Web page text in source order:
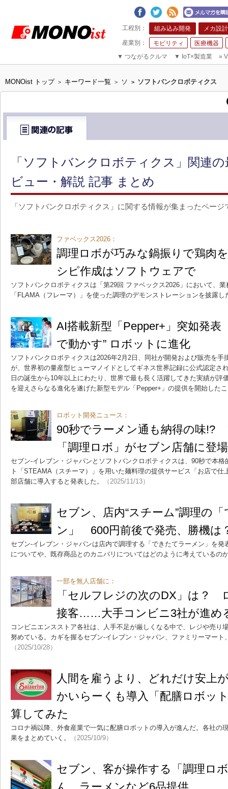
組み込み開発 メカ設計
モビリティ
医療機器
▼ つながるクルマ ▼ IoT×製造業 »
MONOist トップ > キーワード一覧 > ソ > ソフトバンクロボティクス
「ソフトバンクロボティクス」関連
ビュー・解説 記事 まとめ
「ソフトバンクロボティクス」に関する情報が集まったページ
ファベックス2026：
調理ロボが巧みな鍋振りで鶏肉
シピ作成はソフトウェアで
ソフトバンクロボティクスは「第29回 ファベックス2026」において、
「FLAMA（フレーマ）」を使った調理のデモンストレーションを披露し
AI搭載新型「Pepper+」突如発
で動かす” ロボットに進化
ソフトバンクロボティクスは2026年2月2日、同社が開発および販売を手
が、世界初の量産型ヒューマノイドとしてギネス世界記録に公式認定さ
日の誕生から10年以上にわたり、世界で最も長く活躍してきた実績が評
を迎えさらなる進化を遂げた新型モデル「Pepper+」の提供を開始した
ロボット開発ニュース：
90秒でラーメン通も納得の味!?
「調理ロボ」がセブン店舗に登場
セブン-イレブン・ジャパンとソフトバンクロボティクスは、90秒で本
ト「STEAMA（スチーマ）」を用いた麺料理の提供サービス「お店で
部店舗に導入すると発表した。
（2025/11/13）
セブン、店内“スチーム”調理の
ン」 600円前後で発売、勝機は
セブン‐イレブン・ジャパンは店内で調理する「できたてラーメン」を
についてや、既存商品とのカニバリについてはどのように考えているの
一部を無人店舗に：
「セルフレジの次のDX」は？
接客……大手コンビニ3社が進め
コンビニエンスストア各社は、人手不足が厳しくなる中で、レジや売り
努めている。カギを握るセブン‐イレブン・ジャパン、ファミリーマー
（2025/10/28）
人間を雇うより、どれだけ安
かいらーくも導入「配膳ロボッ
算してみた
コロナ禍以降、外食産業で一気に配膳ロボットの導入が進んだ。各社の
果をまとめていく。
（2025/10/9）
セブン、客が操作する「調理ロ